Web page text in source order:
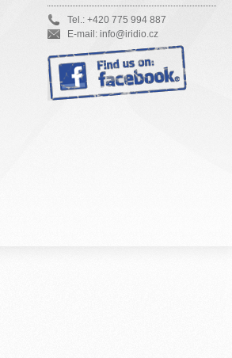
Tel.: +420 775 994 887
E-mail: info@iridio.cz